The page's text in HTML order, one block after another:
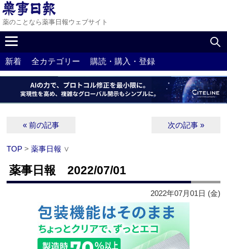
薬のことなら薬事日報ウェブサイト
新着 全カテゴリー 購読・購入・登録
« 前の記事 次の記事 »
TOP >薬事日報 ∨
薬事日報 2022/07/01
2022年07月01日 (金)